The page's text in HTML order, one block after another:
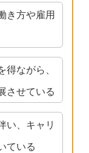
き方や雇用
ながら、
させている
い、キャリ
ている